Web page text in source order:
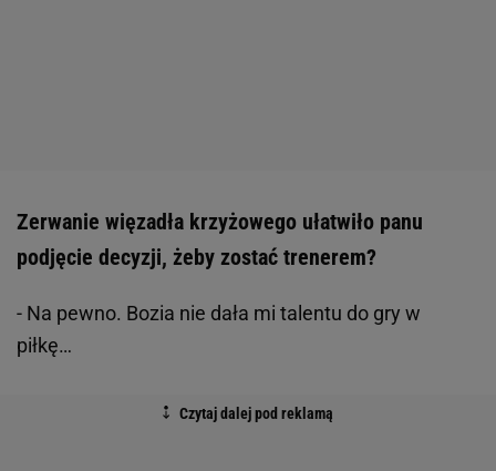
Zerwanie więzadła krzyżowego ułatwiło panu
podjęcie decyzji, żeby zostać trenerem?
- Na pewno. Bozia nie dała mi talentu do gry w
piłkę…